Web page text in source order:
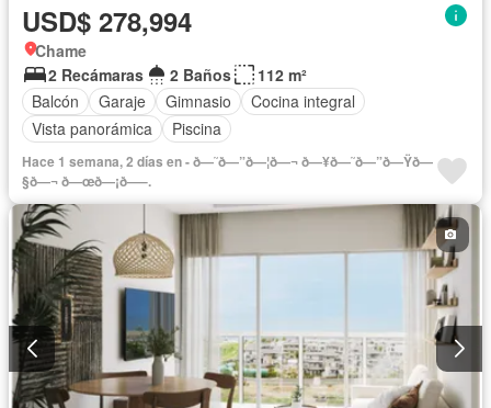
USD$ 278,994
Chame
2 Recámaras
2 Baños
112 m²
Balcón
Garaje Gimnasio
Cocina integral
Vista panorámica
Piscina
Hace 1 semana, 2 días en - ð—˜ð—”ð—¦ð—¬ ð—¥ð—˜ð—”ð—Ÿð—
§ð—¬ ð—œð—¡ð—–.